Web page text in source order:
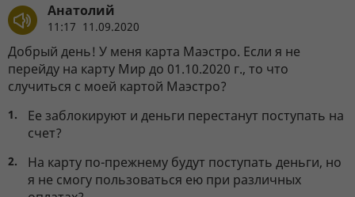
Анатолий
11:17 11.09.2020
Добрый день! У меня карта Маэстро. Если я не
перейду на карту Мир до 01.10.2020 г., то что
случиться с моей картой Маэстро?
Ее заблокируют и деньги перестанут поступать на
счет?
На карту по-прежнему будут поступать деньги, но
я не смогу пользоваться ею при различных